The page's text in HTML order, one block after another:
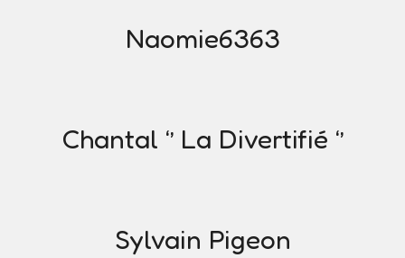
Naomie6363
Chantal ‘’ La Divertifié ‘’
Sylvain Pigeon